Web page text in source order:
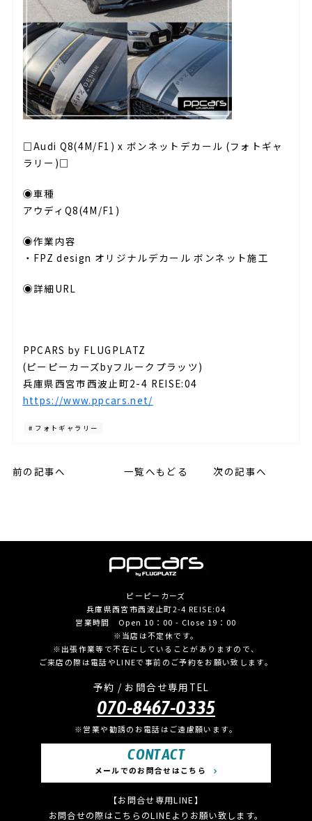
□Audi Q8(4M/F1) x ボンネットデカール (フォトギャ
ラリー)□
◉車種
アウディQ8(4M/F1)
◉作業内容
・FPZ design オリジナルデカール ボンネット施工
◉詳細URL
PPCARS by FLUGPLATZ
(ピーピーカーズbyフルークプラッツ)
兵庫県西宮市西波止町2-4 REISE:04
https://www.ppcars.net/
# フォトギャラリー
前の記事へ 次の記事へ
一覧へもどる
ピーピーカーズ
兵庫県西宮市西波止町2-4 REISE:04
営業時間 Open 10：00 - Close 19：00
※当店は不定休です。
※出張作業等で不在にしていることがありますので、
ご来店の際は電話やLINEで事前のご予約をお願い致します。
予約 / お問合せ専用TEL
070-8467-0335
※営業や勧誘のお電話はご遠慮願います。
CONTACT
メールでのお問合せはこちら
【お問合せ専用LINE】
お問合せの際はこちらのLINEよりお願い致します。